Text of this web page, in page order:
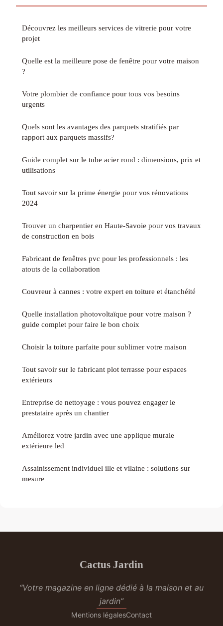
Découvrez les meilleurs services de vitrerie pour votre
projet
Quelle est la meilleure pose de fenêtre pour votre maison
?
Votre plombier de confiance pour tous vos besoins
urgents
Quels sont les avantages des parquets stratifiés par
rapport aux parquets massifs?
Guide complet sur le tube acier rond : dimensions, prix et
utilisations
Tout savoir sur la prime énergie pour vos rénovations
2024
Trouver un charpentier en Haute-Savoie pour vos travaux
de construction en bois
Fabricant de fenêtres pvc pour les professionnels : les
atouts de la collaboration
Couvreur à cannes : votre expert en toiture et étanchéité
Quelle installation photovoltaïque pour votre maison ?
guide complet pour faire le bon choix
Choisir la toiture parfaite pour sublimer votre maison
Tout savoir sur le fabricant plot terrasse pour espaces
extérieurs
Entreprise de nettoyage : vous pouvez engager le
prestataire après un chantier
Améliorez votre jardin avec une applique murale
extérieure led
Assainissement individuel ille et vilaine : solutions sur
mesure
Cactus Jardin
“Votre magazine en ligne dédié à la maison et au
jardin”
Mentions légalesContact